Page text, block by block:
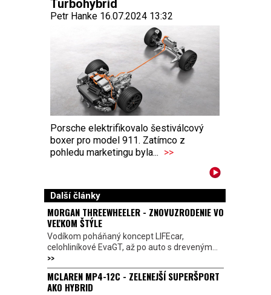
Turbohybrid
Petr Hanke 16.07.2024 13:32
Porsche elektrifikovalo šestiválcový
boxer pro model 911. Zatímco z
pohledu marketingu byla... >>
Další články
MORGAN THREEWHEELER - ZNOVUZRODENIE VO
VEĽKOM ŠTÝLE
Vodíkom poháňaný koncept LIFEcar,
celohliníkové EvaGT, až po auto s dreveným...
>>
MCLAREN MP4-12C - ZELENEJŠÍ SUPERŠPORT
AKO HYBRID